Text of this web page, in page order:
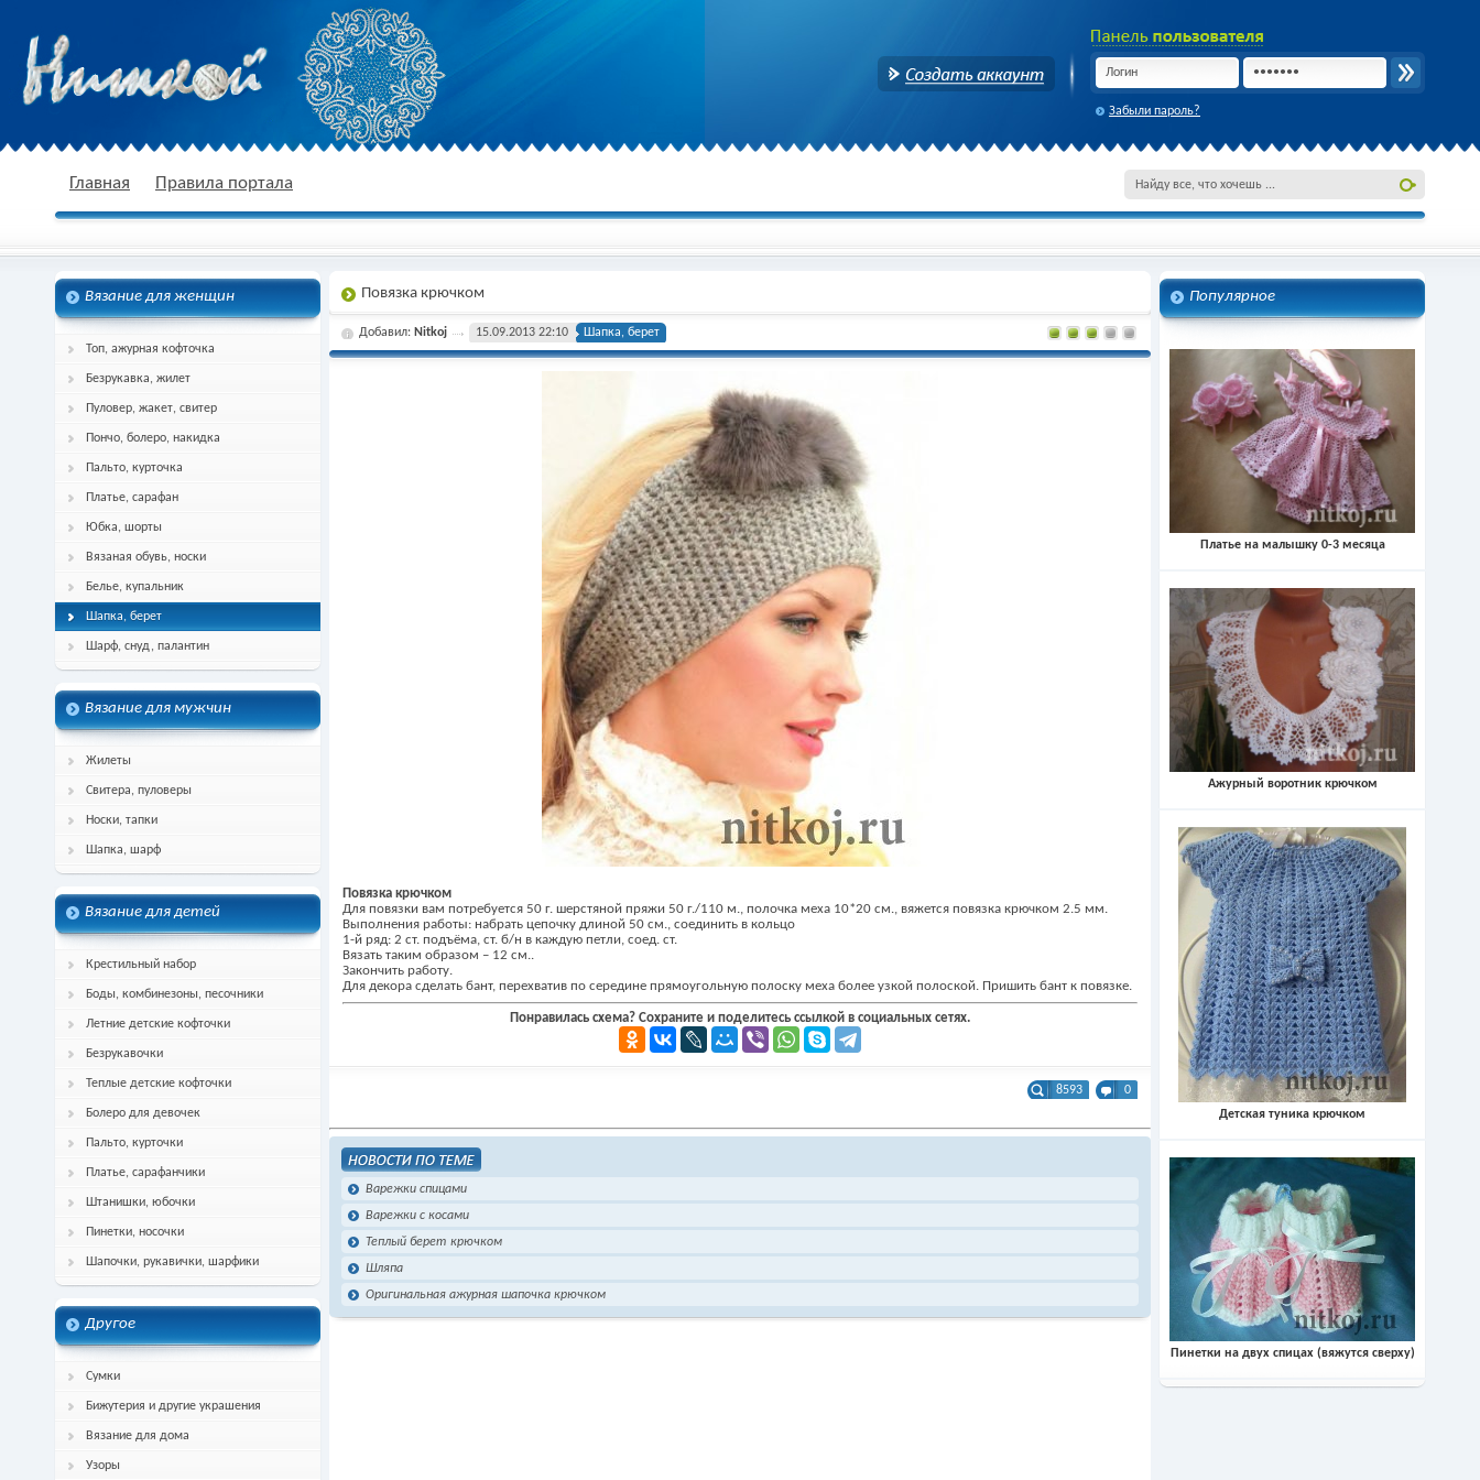
спицами, схема и описание
Забыли пароль?
Главная Правила портала
Вязание для женщин
Топ, ажурная кофточка
Безрукавка, жилет
Пуловер, жакет, свитер
Пончо, болеро, накидка
Пальто, курточка
Платье, сарафан
Юбка, шорты
Вязаная обувь, носки
Белье, купальник
Шапка, берет
Шарф, снуд, палантин
Вязание для мужчин
Жилеты
Свитера, пуловеры
Носки, тапки
Шапка, шарф
Вязание для детей
Крестильный набор
Боды, комбинезоны, песочники
Летние детские кофточки
Безрукавочки
Теплые детские кофточки
Болеро для девочек
Пальто, курточки
Платье, сарафанчики
Штанишки, юбочки
Пинетки, носочки
Шапочки, рукавички, шарфики
Другое
Сумки
Бижутерия и другие украшения
Вязание для дома
Узоры
Популярное
Платье на малышку 0-3 месяца
Ажурный воротник крючком
Детская туника крючком
Пинетки на двух спицах (вяжутся сверху)
Повязка крючком
Добавил: Nitkoj 15.09.2013 22:10 Шапка, берет
Повязка крючком
Для повязки вам потребуется 50 г. шерстяной пряжи 50 г./110 м., полочка меха 10*20 см., вяжется повязка крючком 2.5 мм.
Выполнения работы: набрать цепочку длиной 50 см., соединить в кольцо
1-й ряд: 2 ст. подъёма, ст. б/н в каждую петли, соед. ст.
Вязать таким образом – 12 см..
Закончить работу.
Для декора сделать бант, перехватив по середине прямоугольную полоску меха более узкой полоской. Пришить бант к повязке.
Понравилась схема? Сохраните и поделитесь ссылкой в социальных сетях.
8593 0
Варежки спицами
Варежки с косами
Теплый берет крючком
Шляпа
Оригинальная ажурная шапочка крючком